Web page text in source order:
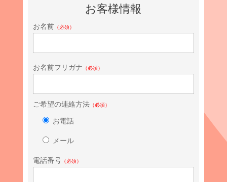
お客様情報
お名前（必須）
お名前フリガナ （必須）
ご希望の連絡方法（必須）
お電話
メール
電話番号（必須）